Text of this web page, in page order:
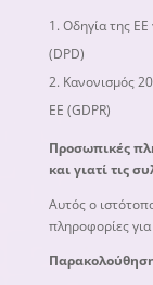
Οδηγία της
(DPD)
Κανονισμός
ΕΕ (GDPR)
Προσωπικές
και γιατί τις
Αυτός ο
πληροφορίες